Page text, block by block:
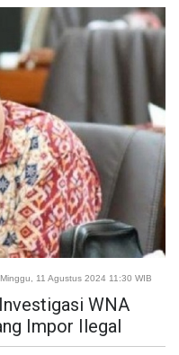
Minggu, 11 Agustus 2024 11:30 WIB
WNA
Impor Ilegal